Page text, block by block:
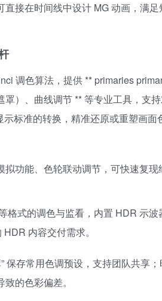
接在时间线中设计 MG 动画，满
调色算法，提供 ** primaries
罩）、曲线调节 ** 等专业工具，支
标准的转换，精准还原或重塑画面
拟功能、色轮联动调节，可快速复
格式的调色与监看，内置 HDR 示
内容交付需求。
” 保存常用色调预设，支持团队共享
的色彩偏差。